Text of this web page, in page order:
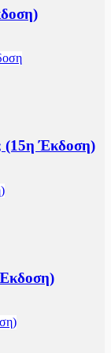
(15η Έκδοση)